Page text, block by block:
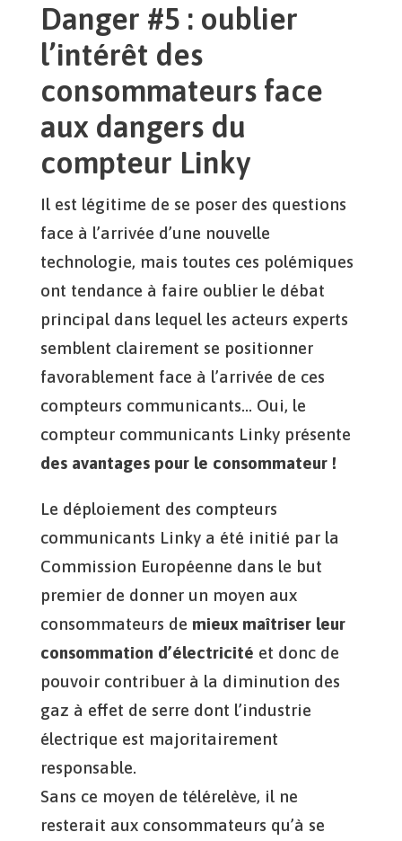
Danger #5 : oublier
l’intérêt des
consommateurs face
aux dangers du
compteur Linky
Il est légitime de se poser des questions
face à l’arrivée d’une nouvelle
technologie, mais toutes ces polémiques
ont tendance à faire oublier le débat
principal dans lequel les acteurs experts
semblent clairement se positionner
favorablement face à l’arrivée de ces
compteurs communicants… Oui, le
compteur communicants Linky présente
des avantages pour le consommateur !
Le déploiement des compteurs
communicants Linky a été initié par la
Commission Européenne dans le but
premier de donner un moyen aux
consommateurs de mieux maîtriser leur
consommation d’électricité et donc de
pouvoir contribuer à la diminution des
gaz à effet de serre dont l’industrie
électrique est majoritairement
responsable.
Sans ce moyen de télérelève, il ne
resterait aux consommateurs qu’à se